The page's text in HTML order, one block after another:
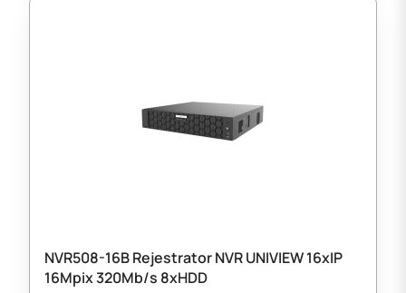
NVR508-16B Rejestrator NVR UNIVIEW 16xIP
16Mpix 320Mb/s 8xHDD